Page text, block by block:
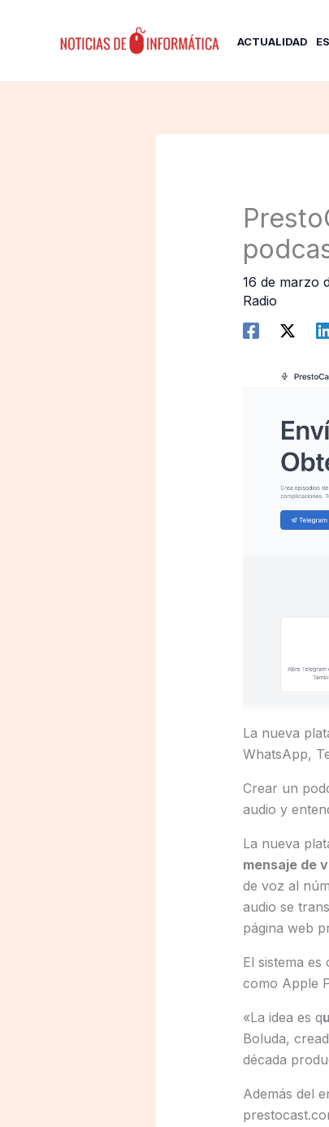
ACTUALIDAD
16 de marzo
Radio
La nueva
WhatsApp,
Crear un
audio y
La nueva
mensaje de
de voz al
audio se
página web
El sistema
como Apple
«La idea es q
Boluda,
década
Además del